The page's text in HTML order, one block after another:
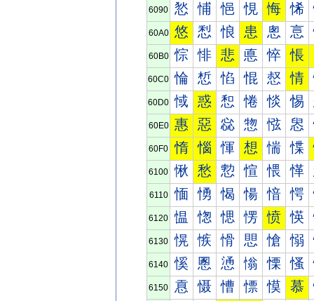
6090 悐 悑 悒 悓 悔 悕
60A0 悠 悡 悢 患 悤 悥
60B0 悰 悱 悲 悳 悴 悵
60C0 惀 惁 惂 惃 惄 情
60D0 惐 惑 惒 惓 惔 惕
60E0 惠 惡 惢 惣 惤 惥
60F0 惰 惱 惲 想 惴 惵
6100 愀 愁 愂 愃 愄 愅
6110 愐 愑 愒 愓 愔 愕
6120 愠 愡 愢 愣 愤 愥
6130 愰 愱 愲 愳 愴 愵
6140 慀 慁 慂 慃 慄 慅
6150 慐 慑 慒 慓 慔 慕